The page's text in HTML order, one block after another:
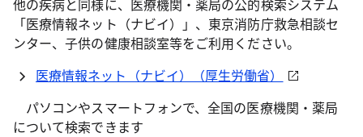
他の疾病と同様に、医療機関・薬局の公的検索システム
「医療情報ネット（ナビイ）」、東京消防庁救急相談セ
ンター、子供の健康相談室等をご利用ください。
医療情報ネット（ナビイ）（厚生労働省）
パソコンやスマートフォンで、全国の医療機関・薬局
について検索できます